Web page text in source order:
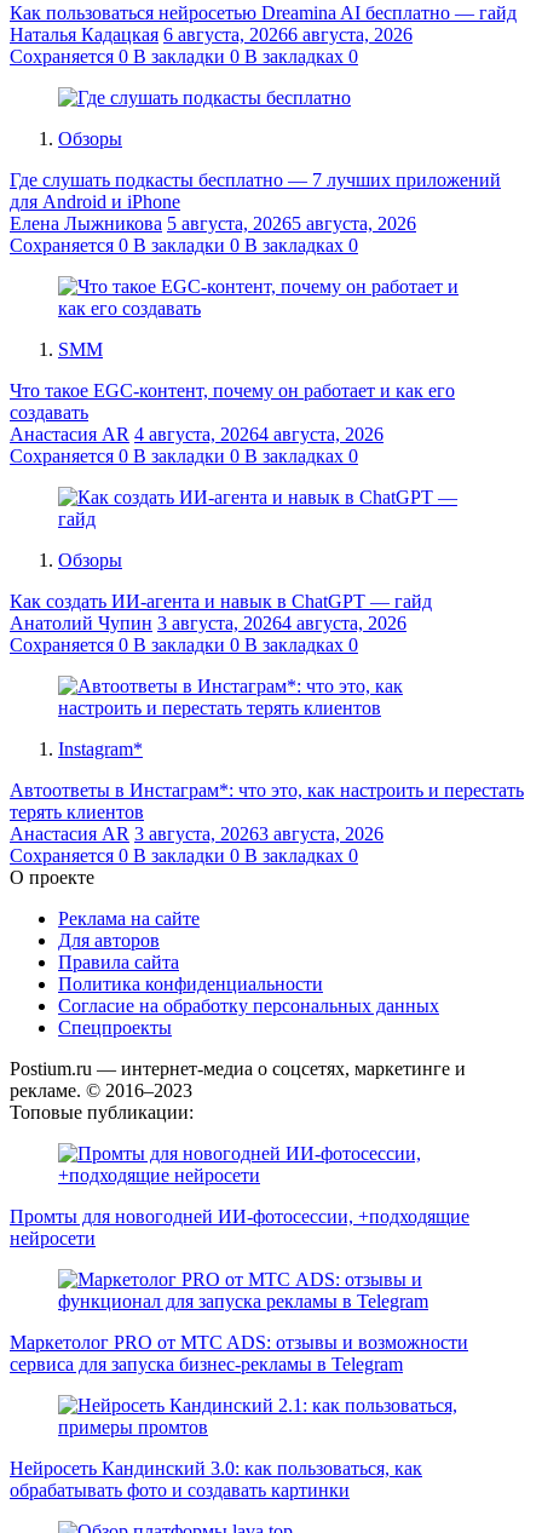
Как пользоваться нейросетью Dreamina AI бесплатно — гайд
Наталья Кадацкая 6 августа, 20266 августа, 2026
Сохраняется 0 В закладки 0 В закладках 0
Обзоры
Где слушать подкасты бесплатно — 7 лучших приложений
для Android и iPhone
Елена Лыжникова 5 августа, 20265 августа, 2026
Сохраняется 0 В закладки 0 В закладках 0
SMM
Что такое EGC-контент, почему он работает и как его
создавать
Анастасия AR 4 августа, 20264 августа, 2026
Сохраняется 0 В закладки 0 В закладках 0
Обзоры
Как создать ИИ-агента и навык в ChatGPT — гайд
Анатолий Чупин 3 августа, 20264 августа, 2026
Сохраняется 0 В закладки 0 В закладках 0
Instagram*
Автоответы в Инстаграм*: что это, как настроить и перестать
терять клиентов
Анастасия AR 3 августа, 20263 августа, 2026
Сохраняется 0 В закладки 0 В закладках 0
О проекте
Реклама на сайте
Для авторов
Правила сайта
Политика конфиденциальности
Согласие на обработку персональных данных
Спецпроекты
Postium.ru — интернет-медиа о соцсетях, маркетинге и
рекламе. © 2016–2023
Топовые публикации:
Промты для новогодней ИИ-фотосессии, +подходящие
нейросети
Маркетолог PRO от MTC ADS: отзывы и возможности
сервиса для запуска бизнес-рекламы в Telegram
Нейросеть Кандинский 3.0: как пользоваться, как
обрабатывать фото и создавать картинки